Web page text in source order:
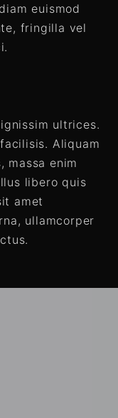
euismod
fringilla vel
ultrices.
Aliquam
massa enim
libero quis
amet
ullamcorper